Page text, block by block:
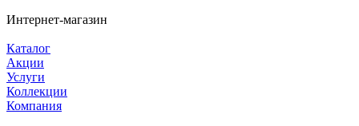
Интернет-магазин
Каталог
Акции
Услуги
Коллекции
Компания